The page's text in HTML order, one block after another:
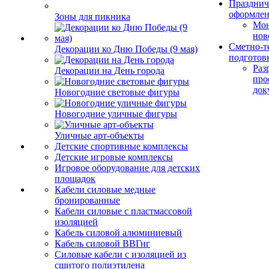
Зоны для пикника
Декорации ко Дню Победы (9 мая)
Декорации на День города
Новогодние световые фигуры
Новогодние уличные фигуры
Уличные арт-объекты
Детские спортивные комплексы
Детские игровые комплексы
Игровое оборудование для детских
площадок
Кабели силовые медные
бронированные
Кабели силовые с пластмассовой
изоляцией
Кабель силовой алюминиевый
Кабель силовой ВВГнг
Силовые кабели с изоляцией из
сшитого полиэтилена
Сметно-